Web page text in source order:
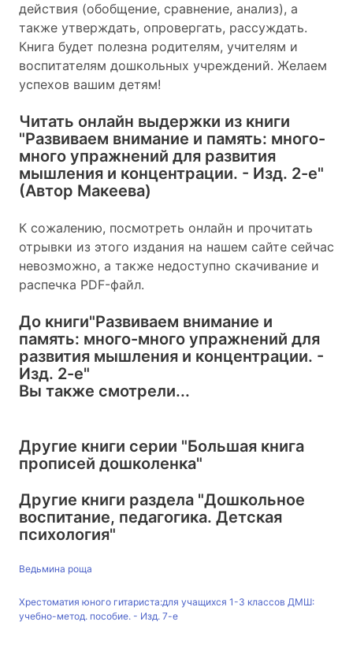
действия (обобщение, сравнение, анализ), а
также утверждать, опровергать, рассуждать.
Книга будет полезна родителям, учителям и
воспитателям дошкольных учреждений. Желаем
успехов вашим детям!
Читать онлайн выдержки из книги
"Развиваем внимание и память: много-
много упражнений для развития
мышления и концентрации. - Изд. 2-е"
(Автор Макеева)
К сожалению, посмотреть онлайн и прочитать
отрывки из этого издания на нашем сайте сейчас
невозможно, а также недоступно скачивание и
распечка PDF-файл.
До книги"Развиваем внимание и
память: много-много упражнений для
развития мышления и концентрации. -
Изд. 2-е"
Вы также смотрели...
Другие книги серии "Большая книга
прописей дошколенка"
Другие книги раздела "Дошкольное
воспитание, педагогика. Детская
психология"
Ведьмина роща
Хрестоматия юного гитариста:для учащихся 1-3 классов ДМШ:
учебно-метод. пособие. - Изд. 7-е